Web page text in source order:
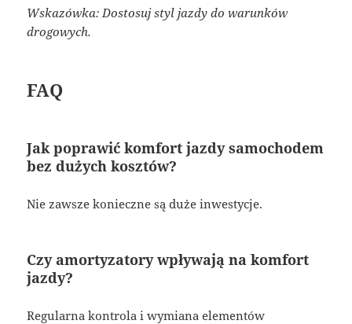
Wskazówka: Dostosuj styl jazdy do warunków
drogowych.
FAQ
Jak poprawić komfort jazdy samochodem
bez dużych kosztów?
Nie zawsze konieczne są duże inwestycje.
Czy amortyzatory wpływają na komfort
jazdy?
Regularna kontrola i wymiana elementów